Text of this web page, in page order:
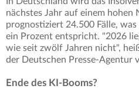
nächstes Jahr auf einem hohen
prognostiziert 24.500 Fälle,
ein Prozent entspricht. "2026
wie seit zwölf Jahren nicht",
der Deutschen Presse-Agentur
Ende des KI-Booms?